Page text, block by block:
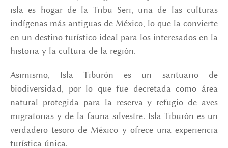
isla es hogar de la Tribu Seri, una de las culturas
indígenas más antiguas de México, lo que la convierte
en un destino turístico ideal para los interesados en la
historia y la cultura de la región.
Asimismo, Isla Tiburón es un santuario de
biodiversidad, por lo que fue decretada como área
natural protegida para la reserva y refugio de aves
migratorias y de la fauna silvestre. Isla Tiburón es un
verdadero tesoro de México y ofrece una experiencia
turística única.